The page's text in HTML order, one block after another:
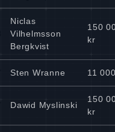
Niclas
Vilhelmsson
Bergkvist
150
kr
Sten Wranne 11
Dawid Myslinski
150
kr